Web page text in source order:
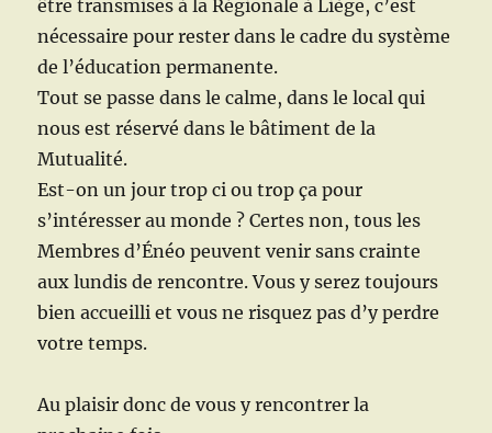
être transmises à la Régionale à Liège, c’est
nécessaire pour rester dans le cadre du système
de l’éducation permanente.
Tout se passe dans le calme, dans le local qui
nous est réservé dans le bâtiment de la
Mutualité.
Est-on un jour trop ci ou trop ça pour
s’intéresser au monde ? Certes non, tous les
Membres d’Énéo peuvent venir sans crainte
aux lundis de rencontre. Vous y serez toujours
bien accueilli et vous ne risquez pas d’y perdre
votre temps.
Au plaisir donc de vous y rencontrer la